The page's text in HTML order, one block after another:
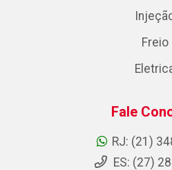
Freio
Fale
RJ: (21)
ES: (27)